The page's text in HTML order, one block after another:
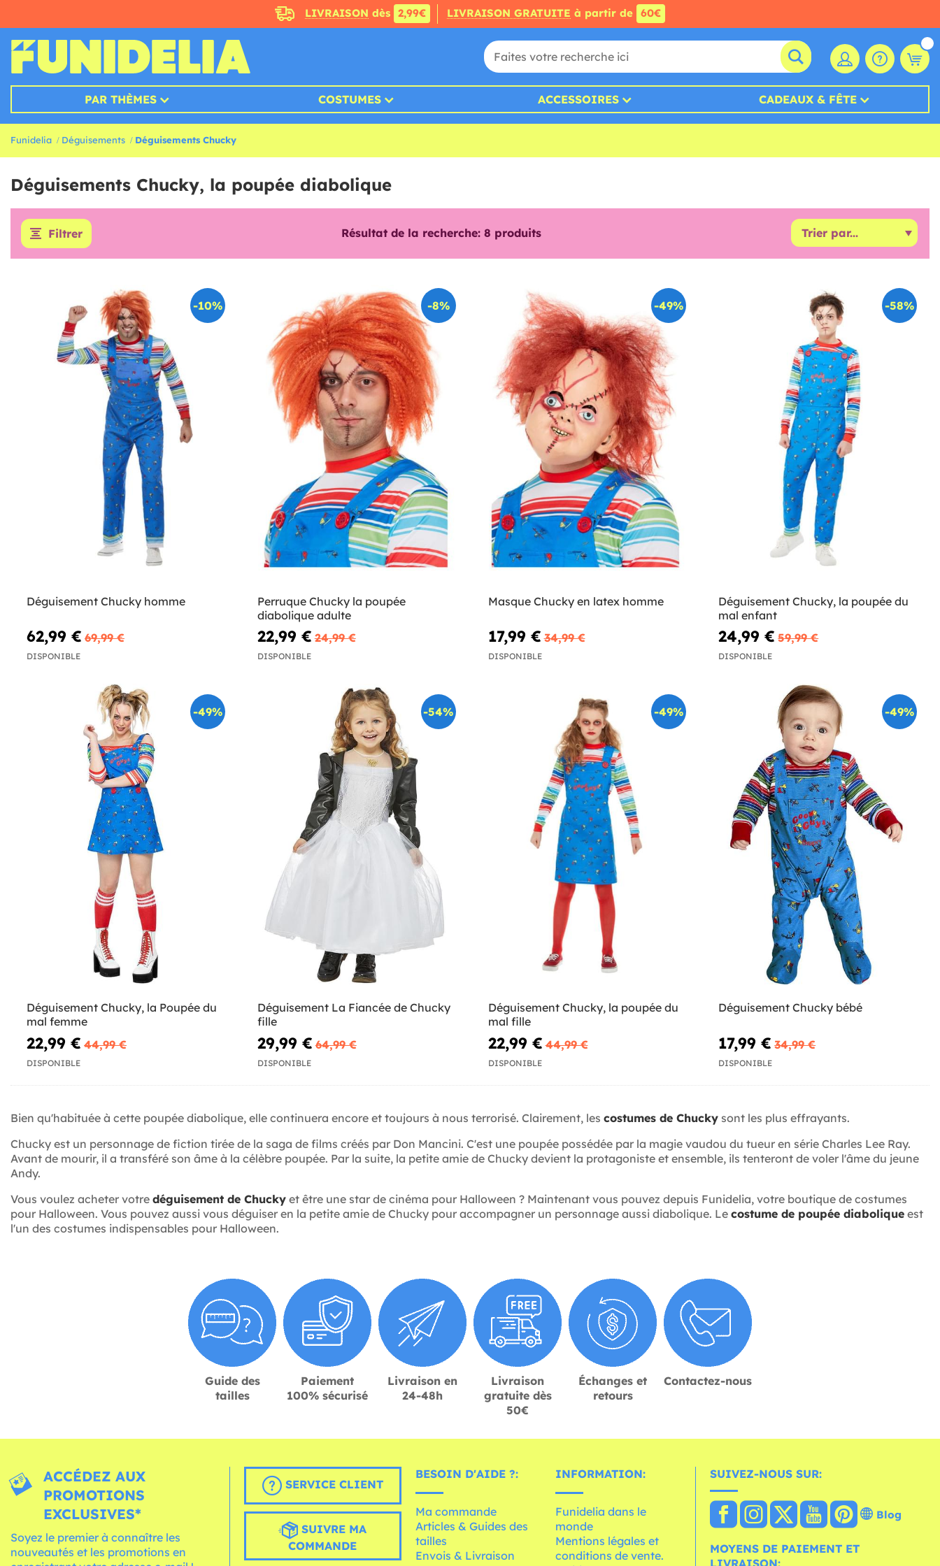
LIVRAISON dès 2,99€ LIVRAISON GRATUITE à partir de 60€
PAR THÈMES COSTUMES ACCESSOIRES CADEAUX & FÊTE
Funidelia Déguisements Déguisements Chucky
Déguisements Chucky, la poupée diabolique
Filtrer Résultat de la recherche: 8 produits
-10%
Déguisement Chucky homme
62,99 € 69,99 €
DISPONIBLE
-8%
Perruque Chucky la poupée
diabolique adulte
22,99 € 24,99 €
DISPONIBLE
-49%
Masque Chucky en latex homme
17,99 € 34,99 €
DISPONIBLE
-58%
Déguisement Chucky, la poupée du
mal enfant
24,99 € 59,99 €
DISPONIBLE
-49%
Déguisement Chucky, la Poupée du
mal femme
22,99 € 44,99 €
DISPONIBLE
-54%
Déguisement La Fiancée de Chucky
fille
29,99 € 64,99 €
DISPONIBLE
-49%
Déguisement Chucky, la poupée du
mal fille
22,99 € 44,99 €
DISPONIBLE
-49%
Déguisement Chucky bébé
17,99 € 34,99 €
DISPONIBLE
Bien qu'habituée à cette poupée diabolique, elle continuera encore et toujours à nous terrorisé. Clairement, les costumes de Chucky sont les plus effrayants.
Chucky est un personnage de fiction tirée de la saga de films créés par Don Mancini. C'est une poupée possédée par la magie vaudou du tueur en série Charles Lee Ray.
Avant de mourir, il a transféré son âme à la célèbre poupée. Par la suite, la petite amie de Chucky devient la protagoniste et ensemble, ils tenteront de voler l'âme du jeune
Andy.
Vous voulez acheter votre déguisement de Chucky et être une star de cinéma pour Halloween ? Maintenant vous pouvez depuis Funidelia, votre boutique de costumes
pour Halloween. Vous pouvez aussi vous déguiser en la petite amie de Chucky pour accompagner un personnage aussi diabolique. Le costume de poupée diabolique est
l'un des costumes indispensables pour Halloween.
Guide des
tailles
Paiement
100% sécurisé
Livraison en
24-48h
Livraison
gratuite dès
50€
Échanges et
retours
Contactez-nous
ACCÉDEZ AUX
PROMOTIONS
EXCLUSIVES*
Soyez le premier à connaître les
nouveautés et les promotions en
SERVICE CLIENT
SUIVRE MA
COMMANDE
BESOIN D'AIDE ?:
Ma commande
Articles & Guides des
tailles
Envois & Livraison
INFORMATION:
Funidelia dans le
monde
Mentions légales et
conditions de vente.
SUIVEZ-NOUS SUR:
Blog
MOYENS DE PAIEMENT ET
LIVRAISON: